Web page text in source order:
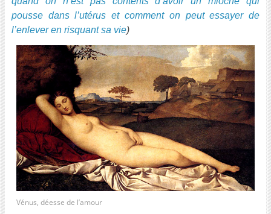
pousse dans l’utérus et comment on peut essayer de
l’enlever en risquant sa vie)
Vénus, déesse de l’amour